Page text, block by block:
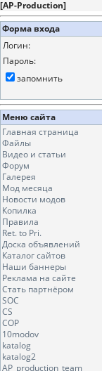
[AP-Production]
Форма входа
Логин:
Пароль:
запомнить
Меню сайта
Главная страница
Файлы
Видео и статьи
Форум
Галерея
Мод месяца
Новости модов
Копилка
Правила
Ret. to Pri.
Доска объявлений
Каталог сайтов
Наши баннеры
Реклама на сайте
Стать партнёром
SOC
CS
COP
10modov
katalog
katalog2
AP_production_team